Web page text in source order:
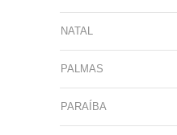
NATAL
PALMAS
PARAÍBA